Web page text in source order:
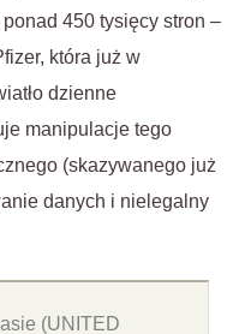
450 tysięcy stron –
która już w
dzienne
manipulacje tego
(skazywanego już
danych i nielegalny
(UNITED